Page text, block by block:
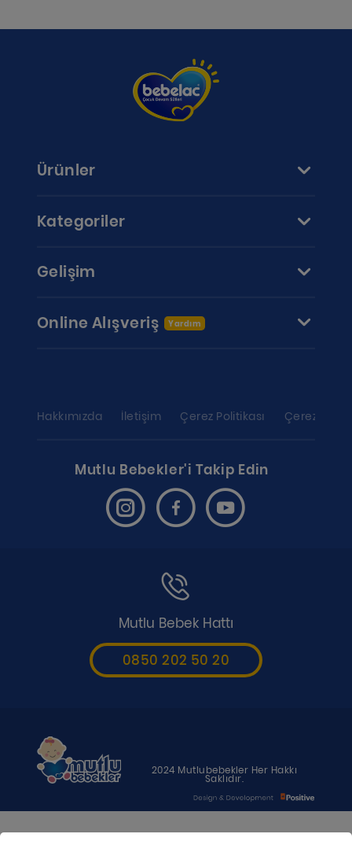
Ürünler
Kategoriler
Gelişim
Online Alışveriş Yardım
Hakkımızda İletişim Çerez Politikası Çerez
Mutlu Bebekler'i Takip Edin
Mutlu Bebek Hattı
0850 202 50 20
2024 Mutlubebekler Her Hakkı
Saklıdır.